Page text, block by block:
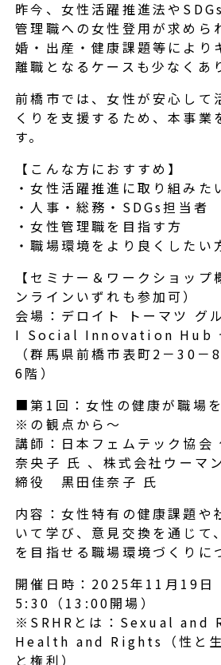
昨今、女性活躍推進法や
管理職への女性登用が求めら
婚・出産・健康課題等により
離職となるケースも少なくあ
前橋市では、女性が安心して
くりを支援するため、本事業
す。
【こんな方におすすめ】
・女性活躍推進に取り組みた
・人事・総務・SDGs担当者
・女性管理職を目指す方
・職場環境をより良くしたい
【セミナー＆ワークショップ
ンラインいずれも参加可）
会場：デロイト トーマツ グ
I Social Innovation Hub
（群馬県前橋市表町2－30
6階）
■第1回：女性の健康が職場
※の観点から～
講師：日本フェムテック協
奈央子 氏 、株式会社ウーマ
締役 黒田佳奈子 氏
内容：女性特有の健康課題や
いて学び、意見交換を通じて
を目指せる職場環境づくりに
開催日時：2025年11月19日
5:30（13:00開場）
※SRHRとは：Sexual
Health and Rights（性と生
と権利）